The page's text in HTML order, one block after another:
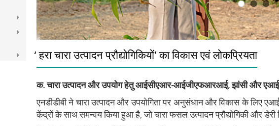
‘हरा चारा उत्पादन प्रौद्योगिकियों’ का विकास एवं लोकप्रियता
क. चारा उत्पादन और उपयोग हेतु आईसीएआर-आईजीएफआरआई, झांसी और
एनडीडीबी ने चारा उत्पादन और उपयोगिता पर अनुसंधान और विकास के
केंद्रों के साथ समन्वय किया हुआ है, जो चारा फसल उत्पादन प्रौद्योगिकी और